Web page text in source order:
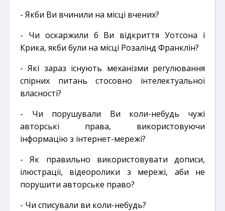
- Якби Ви вчинили на місці вчених?
- Чи оскаржили б Ви відкриття Уотсона і
Крика, якби були на місці Розалінд Франклін?
- Які зараз існують механізми регулювання
спірних питань стосовно інтелектуальної
власності?
- Чи порушували Ви коли-небудь чужі
авторські права, використовуючи
інформацію з інтернет-мережі?
- Як правильно використовувати дописи,
ілюстрації, відеоролики з мережі, аби не
порушити авторське право?
- Чи списували ви коли-небудь?